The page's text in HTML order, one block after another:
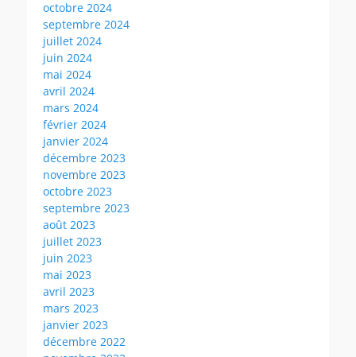
octobre 2024
septembre 2024
juillet 2024
juin 2024
mai 2024
avril 2024
mars 2024
février 2024
janvier 2024
décembre 2023
novembre 2023
octobre 2023
septembre 2023
août 2023
juillet 2023
juin 2023
mai 2023
avril 2023
mars 2023
janvier 2023
décembre 2022